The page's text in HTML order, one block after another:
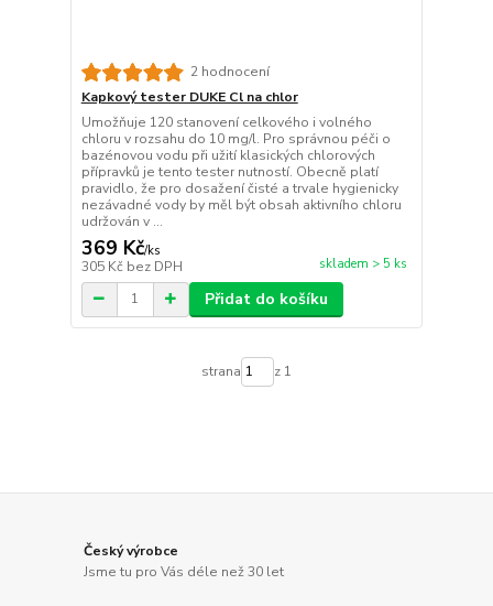
2 hodnocení
Kapkový tester DUKE Cl na chlor
Umožňuje 120 stanovení celkového i volného
chloru v rozsahu do 10 mg/l. Pro správnou péči o
bazénovou vodu při užití klasických chlorových
přípravků je tento tester nutností. Obecně platí
pravidlo, že pro dosažení čisté a trvale hygienicky
nezávadné vody by měl být obsah aktivního chloru
udržován v ...
369 Kč/ks
305 Kč bez DPH skladem > 5 ks
Přidat do košíku
strana z 1
Český výrobce
Jsme tu pro Vás déle než 30 let